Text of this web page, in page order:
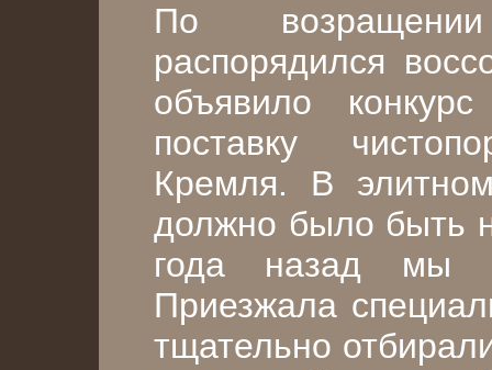
По
распорядился
объявило
поставку
Кремля. В
должно было быть
года назад мы
Приезжала
тщательно